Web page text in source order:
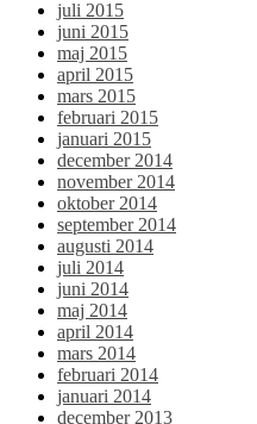
juli 2015
juni 2015
maj 2015
april 2015
mars 2015
februari 2015
januari 2015
december 2014
november 2014
oktober 2014
september 2014
augusti 2014
juli 2014
juni 2014
maj 2014
april 2014
mars 2014
februari 2014
januari 2014
december 2013